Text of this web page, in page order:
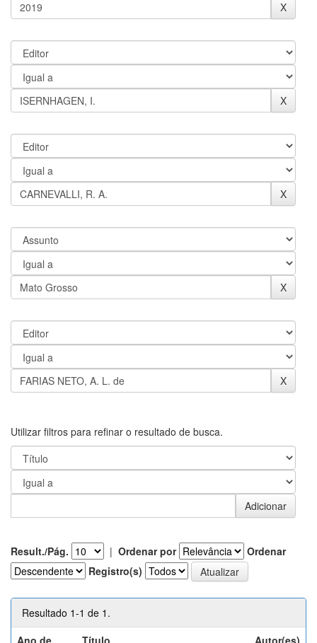
Utilizar filtros para refinar o resultado de busca.
Result./Pág. | Ordenar por
Ordenar
Registro(s)
Resultado 1-1 de 1.
Ano de
Título Autor(es)